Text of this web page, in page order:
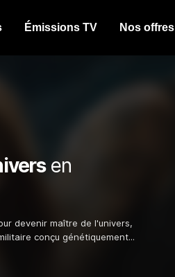
Émissions TV Nos offres
en
devenir maître de l'univers,
conçu génétiquement...